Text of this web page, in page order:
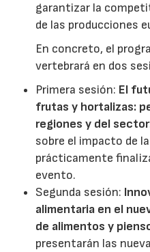
garantizar la
de las producciones
En concreto, el
vertebrará en dos
Primera sesión: El
frutas y hortalizas:
regiones y del sector
sobre el impacto de
prácticamente
evento.
Segunda sesión:
alimentaria en el
de alimentos y
presentarán las